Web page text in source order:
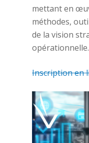
mettant en
méthodes,
de la vision
opérationnelle.
Inscription en